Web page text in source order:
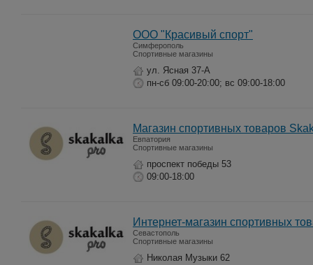
ООО "Красивый спорт"
Симферополь
Спортивные магазины
ул. Ясная 37-А
пн-сб 09:00-20:00; вс 09:00-18:00
Магазин спортивных товаров
Евпатория
Спортивные магазины
проспект победы 53
09:00-18:00
Интернет-магазин спортивных
Севастополь
Спортивные магазины
Николая Музыки 62